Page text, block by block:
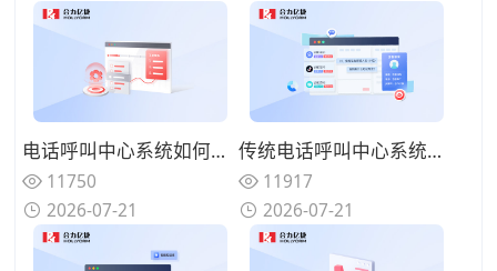
电话呼叫中心系统如何实现来电智能分配？路由策略优化坐席资源调配
11750
2026-07-21
传统电话呼叫中心系统面临哪些挑战？数字化转型的迫切性与路径
11917
2026-07-21